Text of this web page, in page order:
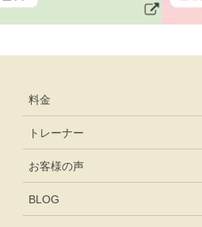
料金
トレーナー
お客様の声
BLOG